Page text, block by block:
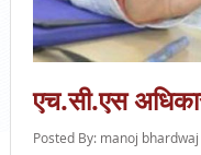
एच.सी.एस
Posted By: manoj bhardwaj